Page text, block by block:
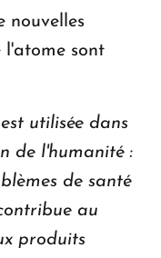
nouvelles
sont
utilisée dans
de l'humanité :
de santé
au
produits